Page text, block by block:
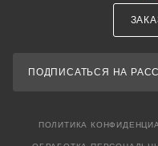
ПОДПИСАТЬСЯ НА
ПОЛИТИКА